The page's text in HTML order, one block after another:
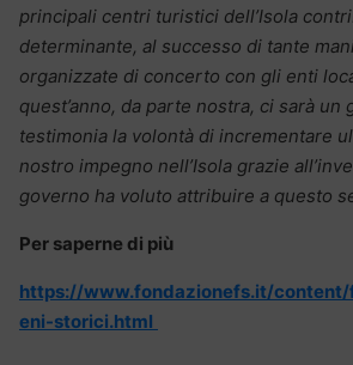
principali centri turistici dell’Isola
determinante, al successo di tante
organizzate di concerto con gli enti
quest’anno, da parte nostra, ci sarà un
testimonia la volontà di incrementare
nostro impegno nell’Isola grazie
governo ha voluto attribuire a questo
Per saperne di più
https://www.fondazionefs.it/
eni-storici.html